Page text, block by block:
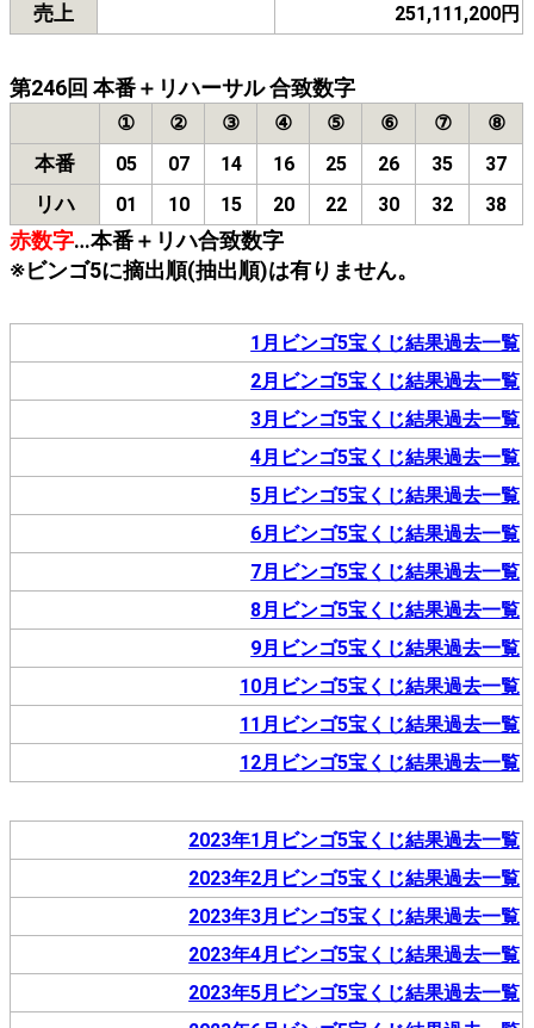
売上 251,111,200円
第246回 本番＋リハーサル 合致数字
① ② ③ ④ ⑤ ⑥ ⑦
⑧
本番
05 07 14 16 25 26 35 37
リハ 01 10 15 20 22 30 32 38
赤数字…本番＋リハ合致数字
※ビンゴ5に摘出順(抽出順)は有りません。
1月ビンゴ5宝くじ結果過去一覧
2月ビンゴ5宝くじ結果過去一覧
3月ビンゴ5宝くじ結果過去一覧
4月ビンゴ5宝くじ結果過去一覧
5月ビンゴ5宝くじ結果過去一覧
6月ビンゴ5宝くじ結果過去一覧
7月ビンゴ5宝くじ結果過去一覧
8月ビンゴ5宝くじ結果過去一覧
9月ビンゴ5宝くじ結果過去一覧
10月ビンゴ5宝くじ結果過去一覧
11月ビンゴ5宝くじ結果過去一覧
12月ビンゴ5宝くじ結果過去一覧
2023年1月ビンゴ5宝くじ結果過去一覧
2023年2月ビンゴ5宝くじ結果過去一覧
2023年3月ビンゴ5宝くじ結果過去一覧
2023年4月ビンゴ5宝くじ結果過去一覧
2023年5月ビンゴ5宝くじ結果過去一覧